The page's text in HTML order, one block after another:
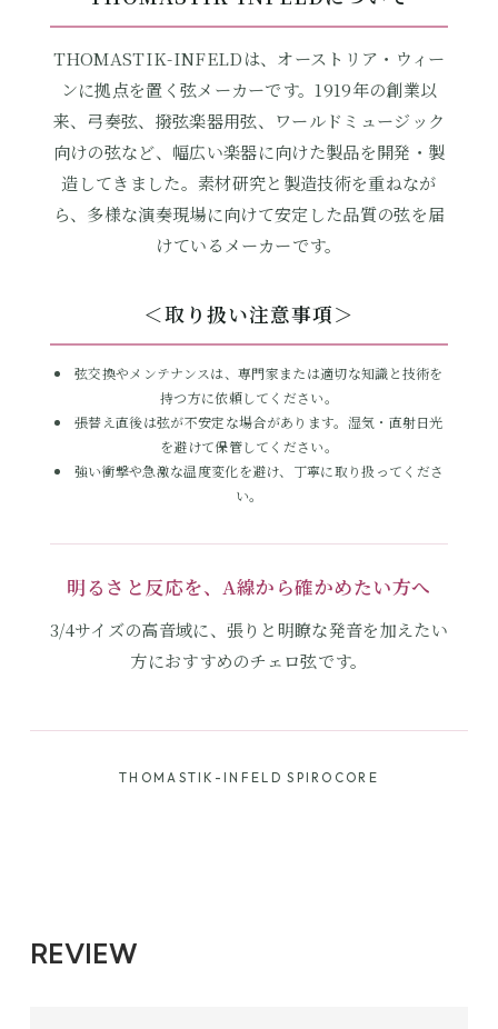
THOMASTIK-INFELDは、オーストリア・ウィー
ンに拠点を置く弦メーカーです。1919年の創業以
来、弓奏弦、撥弦楽器用弦、ワールドミュージック
向けの弦など、幅広い楽器に向けた製品を開発・製
造してきました。素材研究と製造技術を重ねなが
ら、多様な演奏現場に向けて安定した品質の弦を届
けているメーカーです。
＜取り扱い注意事項＞
弦交換やメンテナンスは、専門家または適切な知識と技術を
持つ方に依頼してください。
張替え直後は弦が不安定な場合があります。湿気・直射日光
を避けて保管してください。
強い衝撃や急激な温度変化を避け、丁寧に取り扱ってくださ
い。
明るさと反応を、A線から確かめたい方へ
3/4サイズの高音域に、張りと明瞭な発音を加えたい
方におすすめのチェロ弦です。
THOMASTIK-INFELD SPIROCORE
REVIEW